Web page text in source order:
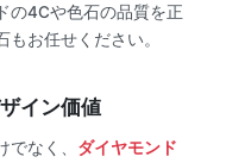
の4Cや色石の品質を正
お任せください。
イン価値
なく、 ダイヤモンド